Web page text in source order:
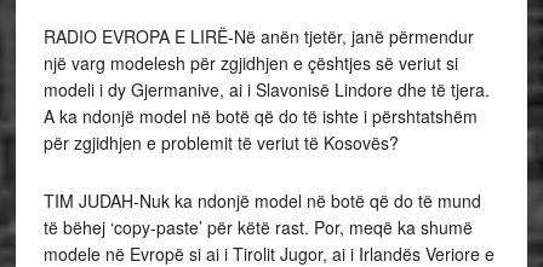
RADIO EVROPA E LIRË-Në anën tjetër, janë përmendur
një varg modelesh për zgjidhjen e çështjes së veriut si
modeli i dy Gjermanive, ai i Slavonisë Lindore dhe të tjera.
A ka ndonjë model në botë që do të ishte i përshtatshëm
për zgjidhjen e problemit të veriut të Kosovës?
TIM JUDAH-Nuk ka ndonjë model në botë që do të mund
të bëhej ‘copy-paste’ për këtë rast. Por, meqë ka shumë
modele në Evropë si ai i Tirolit Jugor, ai i Irlandës Veriore e